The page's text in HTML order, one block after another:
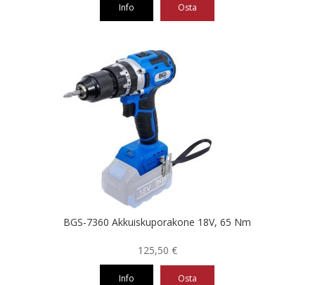
Info Osta
BGS-7360 Akkuiskuporakone 18V, 65 Nm
125,50 €
Info Osta